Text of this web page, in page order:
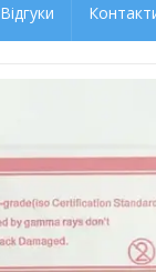
Відгуки